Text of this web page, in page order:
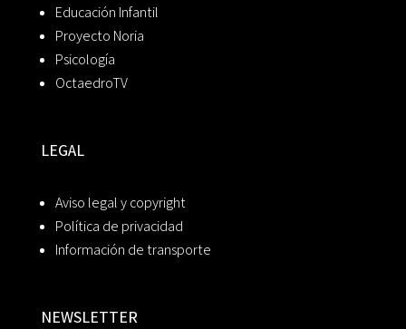
Educación Infantil
Proyecto Noria
Psicología
OctaedroTV
LEGAL
Aviso legal y copyright
Política de privacidad
Información de transporte
NEWSLETTER